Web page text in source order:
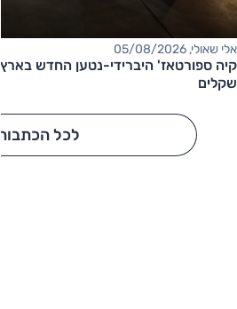
אלי שאולי, 05/08/2026
שקלים
לכל הכתבות